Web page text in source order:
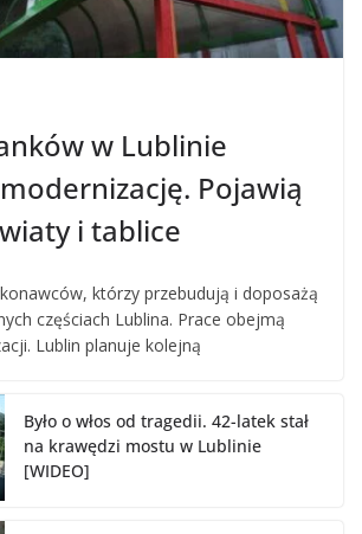
w Lublinie
Pojawią
i tablice
którzy przebudują i doposażą
częściach Lublina. Prace obejmą
Lublin planuje kolejną
Było o włos od tragedii. 42-latek stał
na krawędzi mostu w Lublinie
[WIDEO]